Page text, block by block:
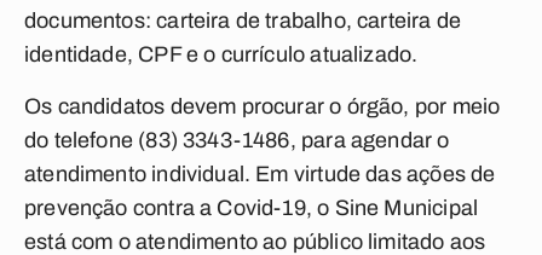
documentos: carteira de trabalho, carteira de
identidade, CPF e o currículo atualizado.
Os candidatos devem procurar o órgão, por meio
do telefone (83) 3343-1486, para agendar o
atendimento individual. Em virtude das ações de
prevenção contra a Covid-19, o Sine Municipal
está com o atendimento ao público limitado aos